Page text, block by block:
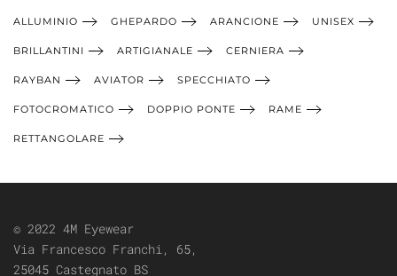
ALLUMINIO GHEPARDO ARANCIONE UNISEX
BRILLANTINI ARTIGIANALE CERNIERA
RAYBAN AVIATOR SPECCHIATO
FOTOCROMATICO DOPPIO PONTE RAME
RETTANGOLARE
© 2022 4M Eyewear
Via Francesco Franchi, 65,
25045 Castegnato BS